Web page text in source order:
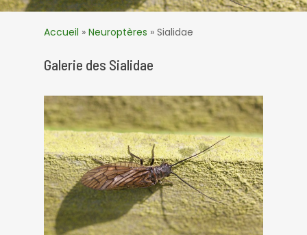
Accueil » Neuroptères » Sialidae
Galerie des Sialidae